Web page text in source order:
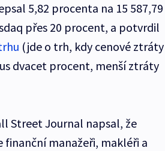
5,82 procenta na 15 587,79
přes 20 procent, a potvrdil
(jde o trh, kdy cenové ztráty
dvacet procent, menší ztráty
Street Journal napsal, že
manažeři, makléři a